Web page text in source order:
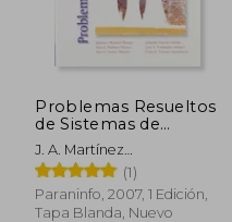
45%
dcto.
$
Problemas Resueltos
de Sistemas de
Energía Eléctrica
J. A. Martínez
Velasco,Ignacio J. Ramírez
Rosado,Juan Álvaro
Fuentes Moreno
(1)
Paraninfo, 2007, 1 Edición,
Tapa Blanda, Nuevo